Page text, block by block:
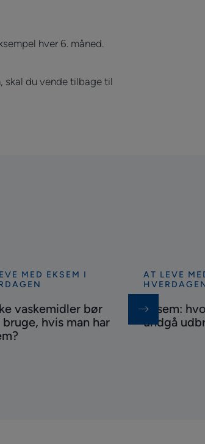
hver 6. måned.
skal du vende tilbage til
MED EKSEM I
vaskemidler bør
bruge, hvis man har
Se
mere
Eksem:
hvordan
AT LEVE
Eksem:
undgå